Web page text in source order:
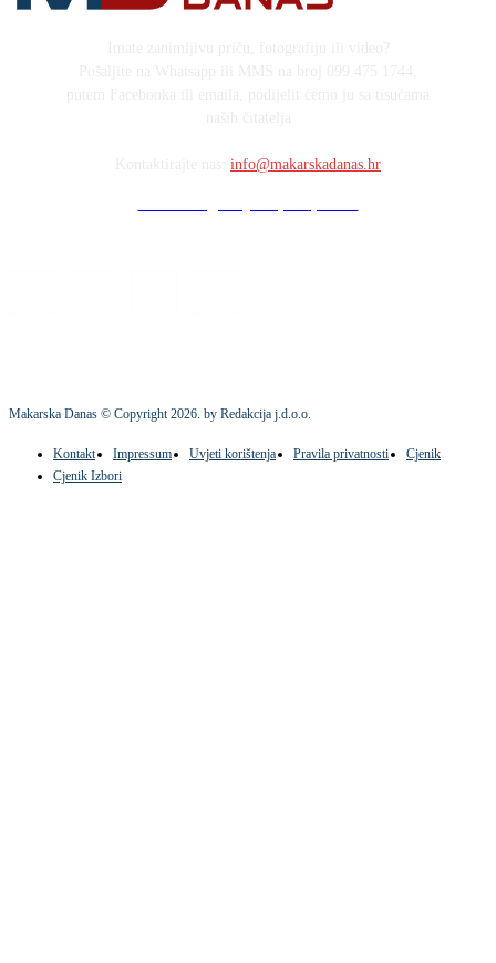
info@makarskadanas.hr
Makarska Danas © Copyright2026. by Redakcija j.d.o.o.
Kontakt Impressum Uvjeti korištenja Pravila privatnosti
Cjenik
Cjenik Izbori